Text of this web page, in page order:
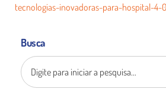
tecnologias-inovadoras-para-hospital-
Busca